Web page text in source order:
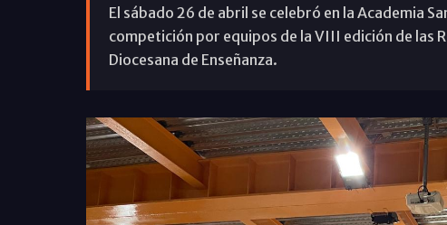
El sábado 26 de abril se celebró en la Academia
competición por equipos de la VIII edición de las
Diocesana de Enseñanza.